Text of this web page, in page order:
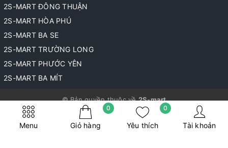
Menu Giỏ hàng
0
Yêu thích
0
Tài khoản
2S-MART ĐÔNG THUẬN
2S-MART HÒA PHÚ
2S-MART BA SE
2S-MART TRƯỜNG LONG
2S-MART PHƯỚC YÊN
2S-MART BA MÍT
© Bản quyền thuộc về2S-mart
Cung cấp bởi
Sapo